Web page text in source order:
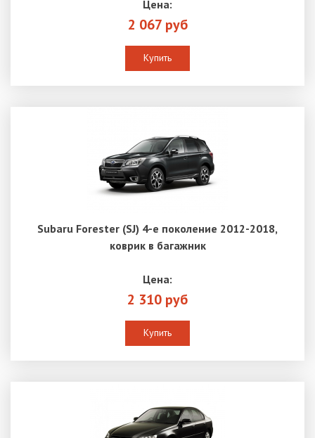
Цена:
2 067 руб
Купить
Subaru Forester (SJ) 4-е поколение 2012-2018,
коврик в багажник
Цена:
2 310 руб
Купить